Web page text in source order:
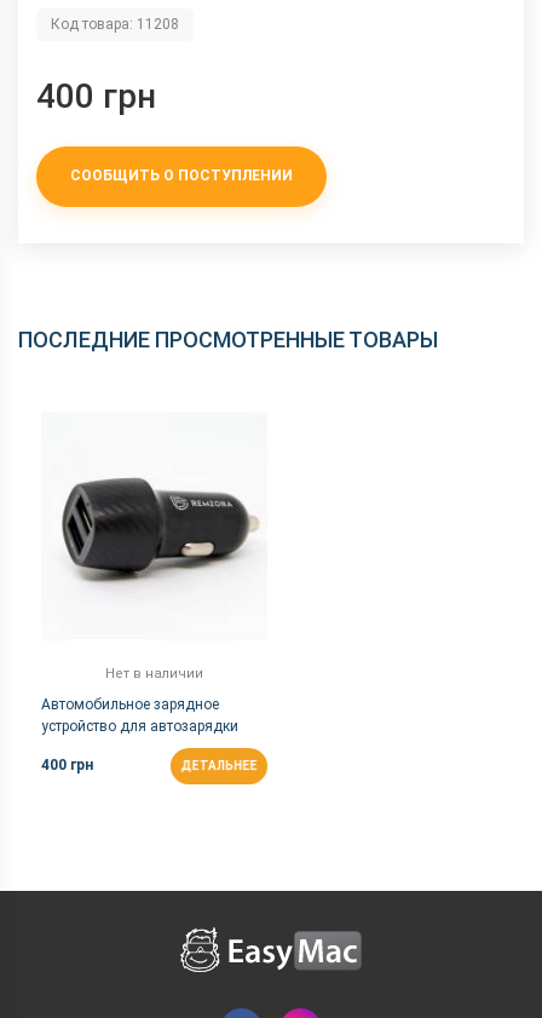
Код товара: 11208
400 грн
СООБЩИТЬ О ПОСТУПЛЕНИИ
ПОСЛЕДНИЕ ПРОСМОТРЕННЫЕ ТОВАРЫ
Нет в наличии
Автомобильное зарядное
устройство для автозарядки
Remzona Eneas 24W |2USB,
4.8A, 24W | Черный
400 грн ДЕТАЛЬНЕЕ